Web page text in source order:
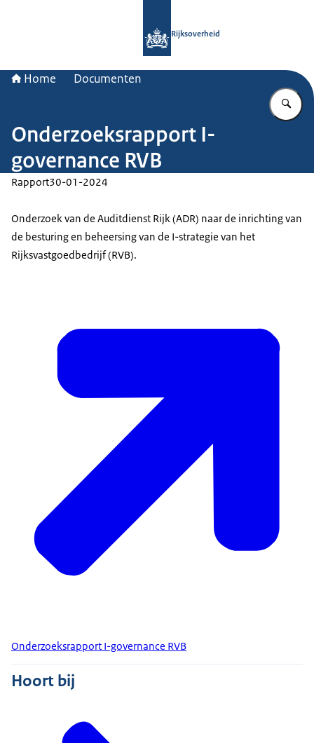
Rijksoverheid
Home Documenten
Onderzoeksrapport I-
governance RVB
Rapport30-01-2024
Onderzoek van de Auditdienst Rijk (ADR) naar de inrichting van
de besturing en beheersing van de I-strategie van het
Rijksvastgoedbedrijf (RVB).
Onderzoeksrapport I-governance RVB
Hoort bij